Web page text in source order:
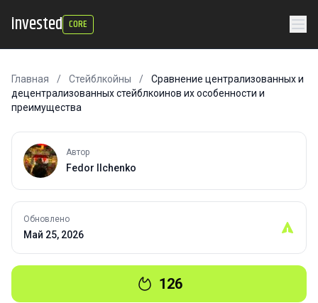
invested CORE
Главная / Стейблкойны /
Сравнение централизованных и
децентрализованных стейблкоинов их особенности и
преимущества
Автор
Fedor Ilchenko
Обновлено
Май 25, 2026
126